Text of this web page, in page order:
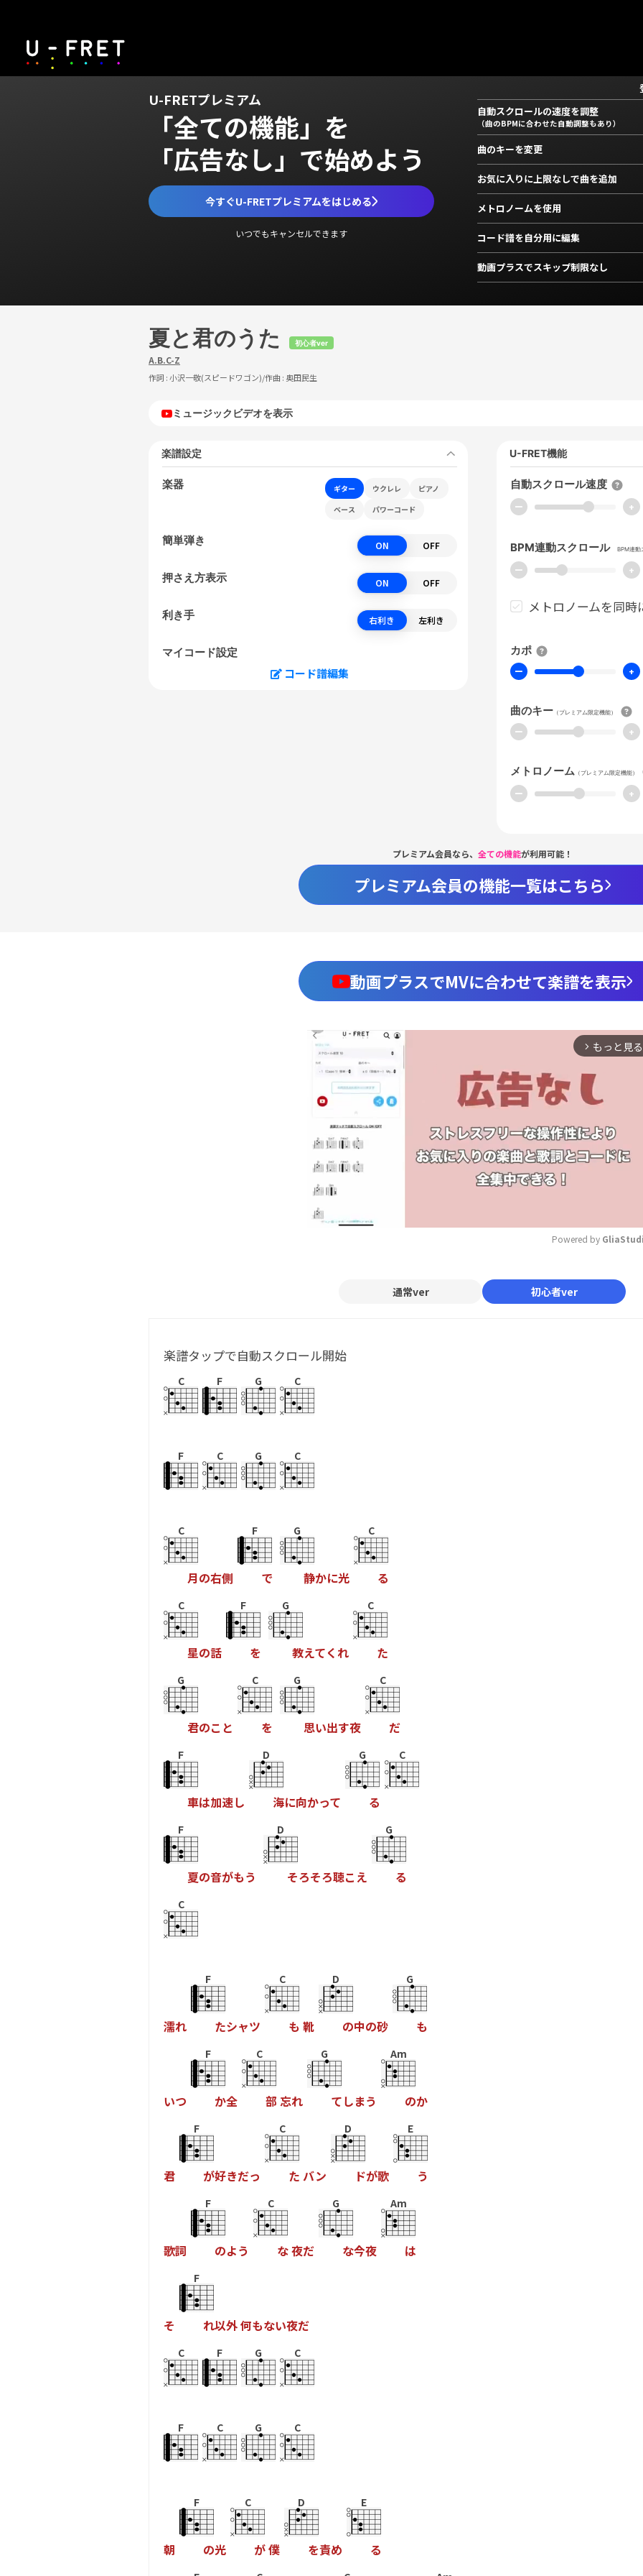
U-FRETプレミアム
「全ての機能」を
「広告なし」で始めよう
今すぐU-FRETプレミアムをはじめる
いつでもキャンセルできます
自動スクロールの速度を調整
（曲のBPMに合わせた自動調整もあり）
曲のキーを変更
お気に入りに上限なしで曲を追加
メトロノームを使用
コード譜を自分用に編集
動画プラスでスキップ制限なし
夏と君のうた 初心者ver
A.B.C-Z
作詞 :小沢一敬(スピードワゴン)/作曲 : 奥田民生
ミュージックビデオを表示
楽譜設定
楽器 ギター ウクレレ
ピアノ
ベース
パワーコード
簡単弾き ON OFF
押さえ方表示 ON OFF
利き手 右利き 左利き
マイコード設定
コード譜編集
U-FRET機能
自動スクロール速度
ー +
BPM連動スクロール BPM連動
ー +
メトロノームを同時
カポ
ー +
曲のキー （プレミアム限定機能）
ー +
メトロノーム （プレミアム限定機能）
ー +
プレミアム会員なら、 全ての機能が利用可能！
プレミアム会員の機能一覧はこちら
動画プラスでMVに合わせて楽譜を表示
arrow_forward_ios もっと見る
Mute
Powered by
通常ver 初心者ver
楽譜タップで自動スクロール開始
C F G C
F C G C
C
月の右側
F
で
G
静かに光
C
る
C
星の話
F
を
G
教えてく れ
C
た
G
君のこ と
C
を
G
思い出す夜
C
だ
F
車は加速し
D
海に向かって
G
る
C
F
夏の音がもう
D
そろそろ聴こえ
G
る
C
濡れ
F
たシャツ
C
も 靴
D
の中の砂
G
も
いつ
F
か全
C
部 忘れ
G
てしまう
Am
のか
君
F
が好きだっ
C
た バン
D
ドが歌
E
う
歌詞
F
のよう
C
な夜だ
G
な今夜
Am
は
そ
F
れ以外何もない夜だ
C F G C
F C G C
朝
F
の光
C
が僕
D
を責め
E
る